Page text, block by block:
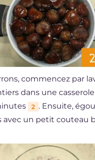
commencez par
dans une
2 . Ensuite,
avec un petit couteau